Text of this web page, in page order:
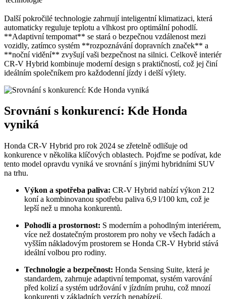
Další pokročilé technologie zahrnují inteligentní klimatizaci, která
automaticky reguluje teplotu a vlhkost pro optimální pohodlí.
**Adaptivní tempomat** se stará o bezpečnou vzdálenost mezi
vozidly, zatímco systém **rozpoznávání dopravních značek** a
**noční vidění** zvyšují vaši bezpečnost na silnici. Celkově interiér
CR-V Hybrid kombinuje moderní design s praktičností, což jej činí
ideálním společníkem pro každodenní jízdy i delší výlety.
Srovnání s konkurencí: Kde Honda
vyniká
Honda CR-V Hybrid pro rok 2024 se zřetelně odlišuje od
konkurence v několika klíčových oblastech. Pojďme se podívat, kde
tento model opravdu vyniká ve srovnání s jinými hybridními SUV
na trhu.
Výkon a spotřeba paliva: CR-V Hybrid nabízí výkon 212
koní a kombinovanou spotřebu paliva 6,9 l/100 km, což je
lepší než u mnoha konkurentů.
Pohodlí a prostornost: S moderním a pohodlným interiérem,
více než dostatečným prostorem pro nohy ve všech řadách a
vyšším nákladovým prostorem se Honda CR-V Hybrid stává
ideální volbou pro rodiny.
Technologie a bezpečnost: Honda Sensing Suite, která je
standardem, zahrnuje adaptivní tempomat, systém varování
před kolizí a systém udržování v jízdním pruhu, což mnozí
konkurenti v základních verzích nenabízejí.